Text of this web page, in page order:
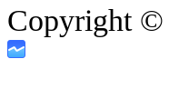
Copyright ©